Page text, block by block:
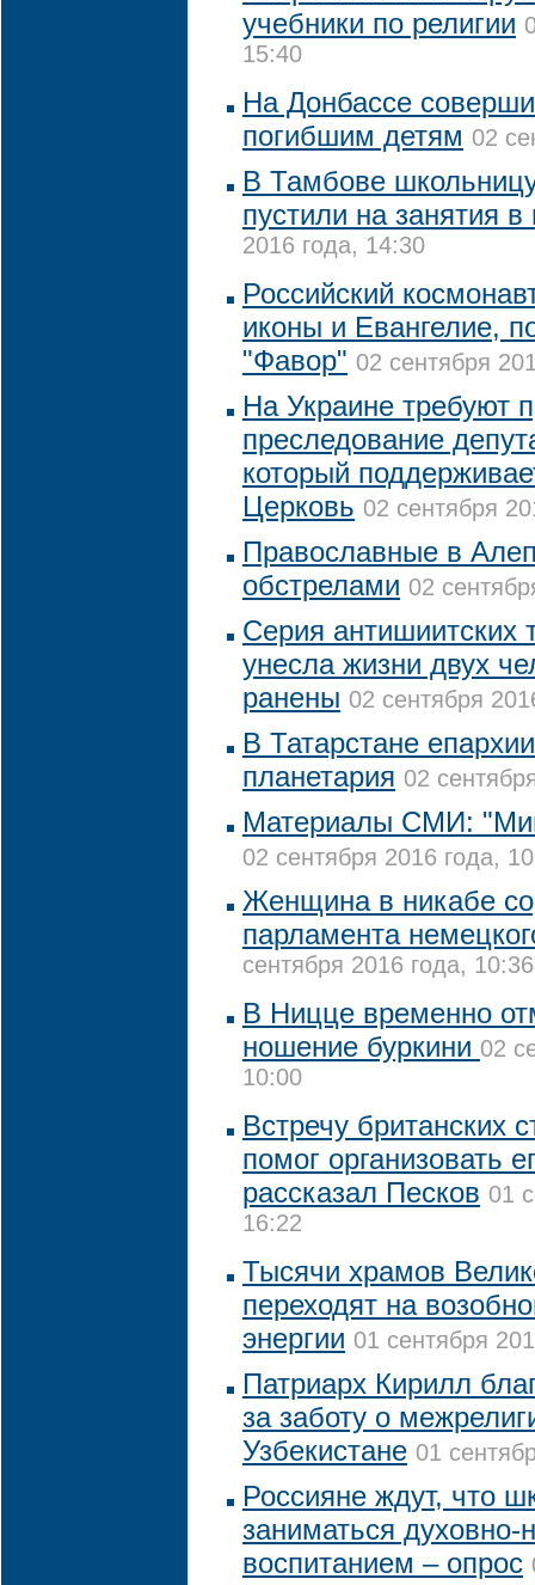
учебники по религии
15:40
На Донбассе
погибшим детям 02
В Тамбове
пустили на занятия в
2016 года, 14:30
Российский
иконы и Евангелие,
"Фавор" 02 сентября
На Украине требуют
преследование
который
Церковь 02 сентября
Православные в
обстрелами 02
Серия антишиитских
унесла жизни двух
ранены 02 сентября
В Татарстане
планетария 02
Материалы СМИ:
02 сентября 2016 года,
Женщина в никабе
парламента
сентября 2016 года, 10:36
В Ницце временно
ношение буркини 02
10:00
Встречу британских
помог организовать
рассказал Песков 01
16:22
Тысячи храмов
переходят на
энергии 01 сентября
Патриарх Кирилл
за заботу о
Узбекистане 01
Россияне ждут, что
заниматься
воспитанием – опрос